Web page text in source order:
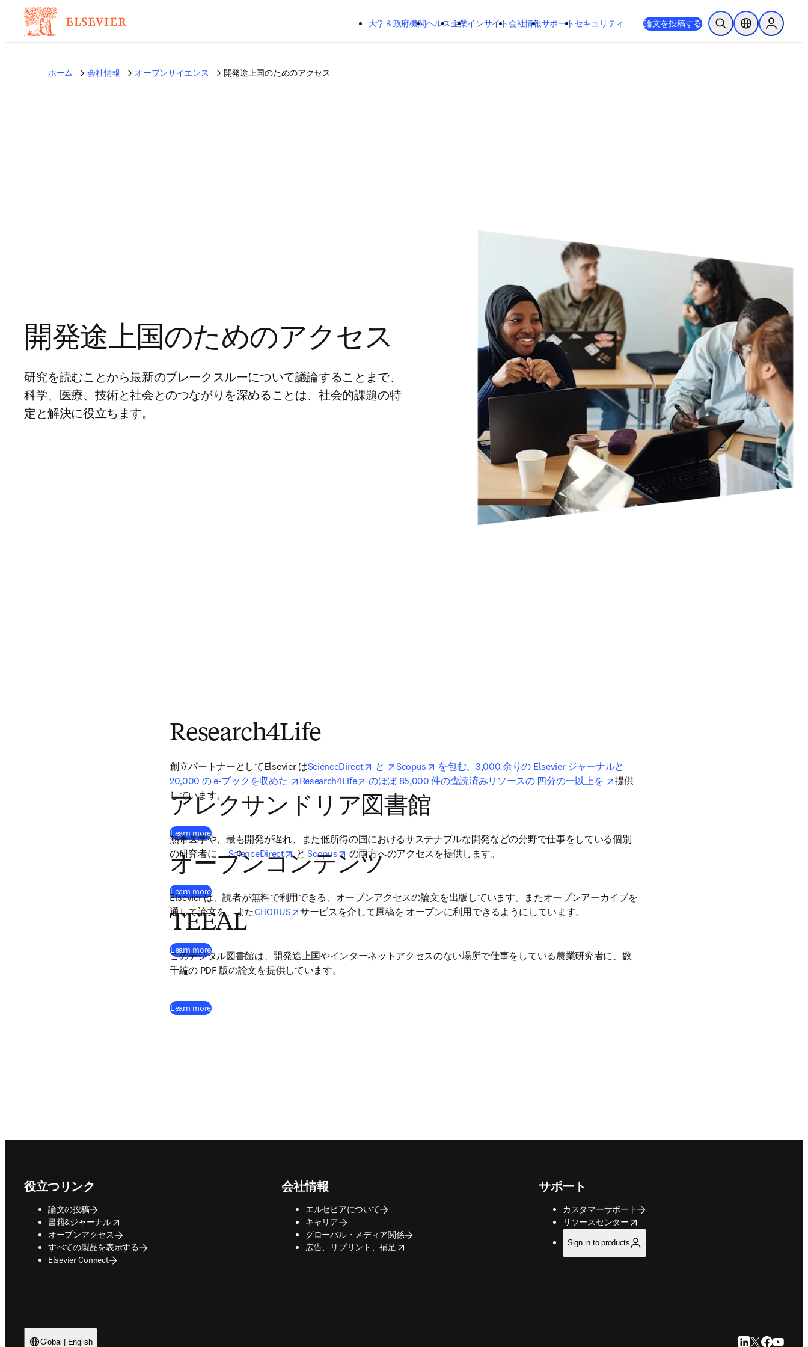
メインのコンテンツにスキップする
大学＆政府機関ヘルス企業インサイト会社情報サポート 新しいタブ／ウィンドウで開く
opens in new tab/window
セキュリティ 論文を投稿する 検索を開くロケーションセ
Sign in to
ホーム 会社情報 オープンサイエンス 開発途上国のためのアクセス
開発途上国のためのアクセス
研究を読むことから最新のブレークスルーについて議論することまで、
科学、医療、技術と社会とのつながりを深めることは、社会的課題の特
定と解決に役立ちます。
Research4Life
創立パートナーとしてElsevier はScienceDirect opens in new tab/window
と opens in new tab/window
Scopus opens in new tab/window
を包む、3,000 余りの Elsevier ジャーナルと
20,000 の e-ブックを収めた
opens in new tab/window
Research4Life opens in new tab/window
のほぼ 85,000 件の査読済みリソースの 四分の一以上を opens in new tab/window
提供
しています。
Learn more( 新しいタブ／ウィンドウで開く
アレクサンドリア図書館
熱帯医学や、最も開発が遅れ、また低所得の国におけるサステナブルな開発などの分野で仕事をしている個別
の研究者に、 ScienceDirect opens in new tab/window
と Scopus opens in new tab/window
の両方へのアクセスを提供します。
Learn more( 新しいタブ／ウィンドウで開く
オープンコンテンツ
Elsevier は、読者が無料で利用できる、オープンアクセスの論文を出版しています。またオープンアーカイブを
通して論文を、またCHORUS opens in new tab/window
サービスを介して原稿を オープンに利用できるようにしています。
Learn more( 新しいタブ／ウィンドウで開く
TEEAL
このデジタル図書館は、開発途上国やインターネットアクセスのない場所で仕事をしている農業研究者に、数
千編の PDF 版の論文を提供しています。
Learn more(
役立つリンク
論文の投稿
書籍&ジャーナル
opens in new tab/window
オープンアクセス
すべての製品を表示する
Elsevier Connect
会社情報
エルセビアについて
キャリア
グローバル・メディア関係
広告、リプリント、補足
opens in new tab/window
サポート
カスタマーサポート
リソースセンター
opens in new tab/window
Sign in to products
Global | English LinkedIn 新しい
Twitter 新しい
Facebook
YouTube